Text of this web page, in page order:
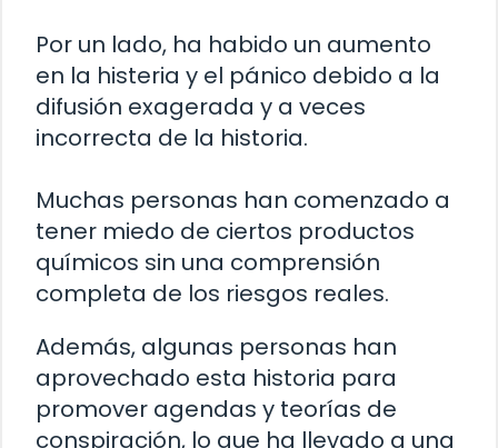
Por un lado, ha habido un aumento
en la histeria y el pánico debido a la
difusión exagerada y a veces
incorrecta de la historia.
Muchas personas han comenzado a
tener miedo de ciertos productos
químicos sin una comprensión
completa de los riesgos reales.
Además, algunas personas han
aprovechado esta historia para
promover agendas y teorías de
conspiración, lo que ha llevado a una